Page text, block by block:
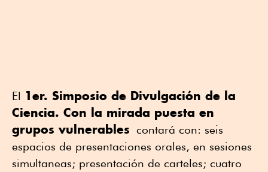
El 1er. Simposio de Divulgación de la
Ciencia. Con la mirada puesta en
grupos vulnerables contará con: seis
espacios de presentaciones orales, en sesiones
simultaneas; presentación de carteles; cuatro